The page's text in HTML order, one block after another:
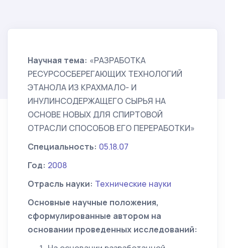
Научная тема: «РАЗРАБОТКА
РЕСУРСОСБЕРЕГАЮЩИХ ТЕХНОЛОГИЙ
ЭТАНОЛА ИЗ КРАХМАЛО- И
ИНУЛИНСОДЕРЖАЩЕГО СЫРЬЯ НА
ОСНОВЕ НОВЫХ ДЛЯ СПИРТОВОЙ
ОТРАСЛИ СПОСОБОВ ЕГО ПЕРЕРАБОТКИ»
Специальность: 05.18.07
Год: 2008
Отрасль науки: Технические науки
Основные научные положения,
сформулированные автором на
основании проведенных исследований: